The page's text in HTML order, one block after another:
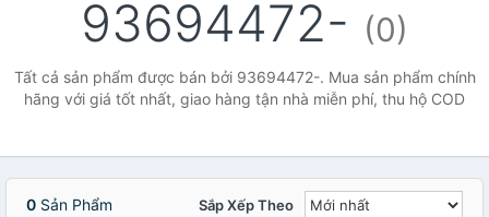
93694472- (0)
Tất cả sản phẩm được bán bởi 93694472-. Mua sản phẩm chính
hãng với giá tốt nhất, giao hàng tận nhà miễn phí, thu hộ COD
0 Sản Phẩm Sắp Xếp Theo